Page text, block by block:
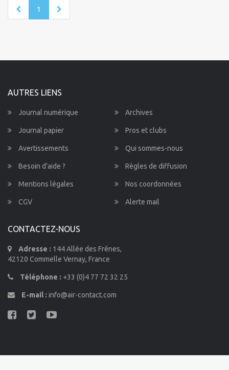
1
AUTRES LIENS
Journal numérique Archives
Journal papier Pros et clubs
Avertissements Qui sommes-nous
Besoin d’aide ? Règles de diffusion
Mentions légales Nos coordonnées
CGV Alerte mail
CONTACTEZ-NOUS
Adresse : 144 Allée des Frênes,
42120 Commelle Vernay, France
Téléphone : +33 (0)4 77 72 32 25
E-mail : info@air-contact.com